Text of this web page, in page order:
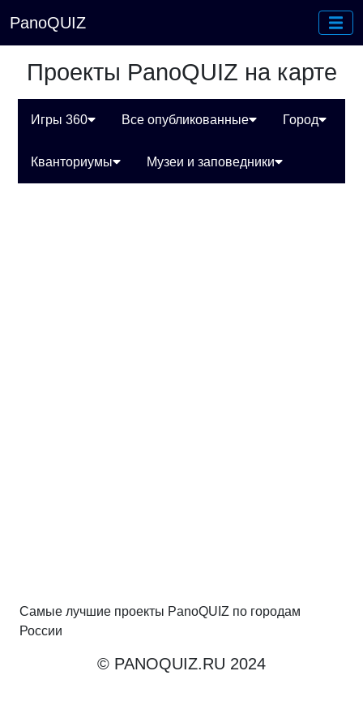
PanoQUIZ
Проекты PanoQUIZ на карте
Игры 360 Все опубликованные Город
Кванториумы Музеи и заповедники
Самые лучшие проекты PanoQUIZ по городам
России
© PANOQUIZ.RU 2024